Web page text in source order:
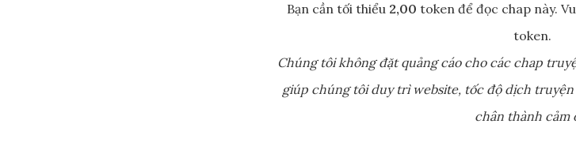
Bạn cần tối thiểu 2,00 token để đọc chap này.
token.
Chúng tôi không đặt quảng cáo cho các chap
giúp chúng tôi duy trì website, tốc độ dịch
chân thành cảm